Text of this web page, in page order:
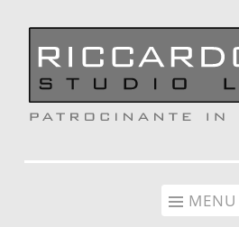
MENU